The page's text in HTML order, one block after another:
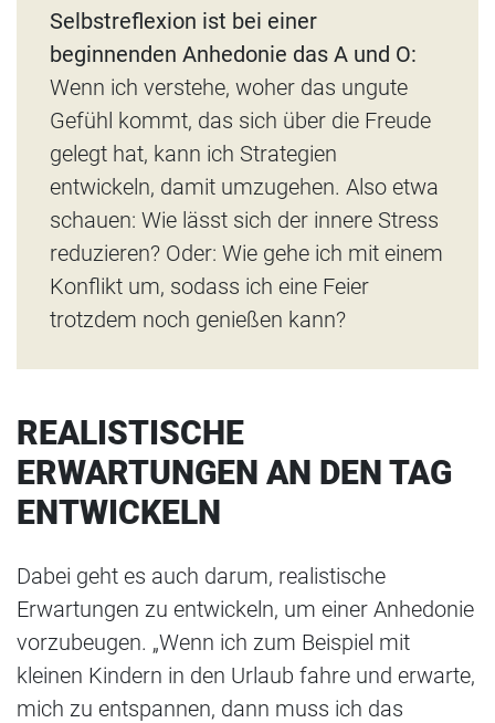
Selbstreflexion ist bei einer
beginnenden Anhedonie das A und O:
Wenn ich verstehe, woher das ungute
Gefühl kommt, das sich über die Freude
gelegt hat, kann ich Strategien
entwickeln, damit umzugehen. Also etwa
schauen: Wie lässt sich der innere Stress
reduzieren? Oder: Wie gehe ich mit einem
Konflikt um, sodass ich eine Feier
trotzdem noch genießen kann?
REALISTISCHE
ERWARTUNGEN AN DEN TAG
ENTWICKELN
Dabei geht es auch darum, realistische
Erwartungen zu entwickeln, um einer Anhedonie
vorzubeugen. „Wenn ich zum Beispiel mit
kleinen Kindern in den Urlaub fahre und erwarte,
mich zu entspannen, dann muss ich das